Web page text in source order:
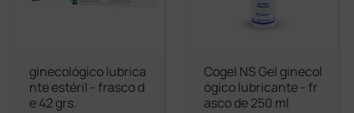
ginecológico lubrica
nte estéril - frasco d
e 42 grs.
Cogel NS Gel ginecol
ógico lubricante - fr
asco de 250 ml